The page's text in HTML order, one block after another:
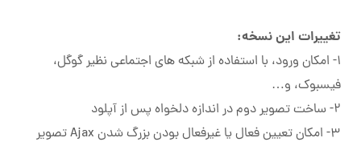
تغییرات این نسخه:
۱- امکان ورود، با استفاده از شبکه های اجتماعی نظیر گوگل،
فیسبوک، و…
۲- ساخت تصویر دوم در اندازه دلخواه پس از آپلود
3- امکان تعیین فعال یا غیرفعال بودن بزرگ شدن Ajax تصویر